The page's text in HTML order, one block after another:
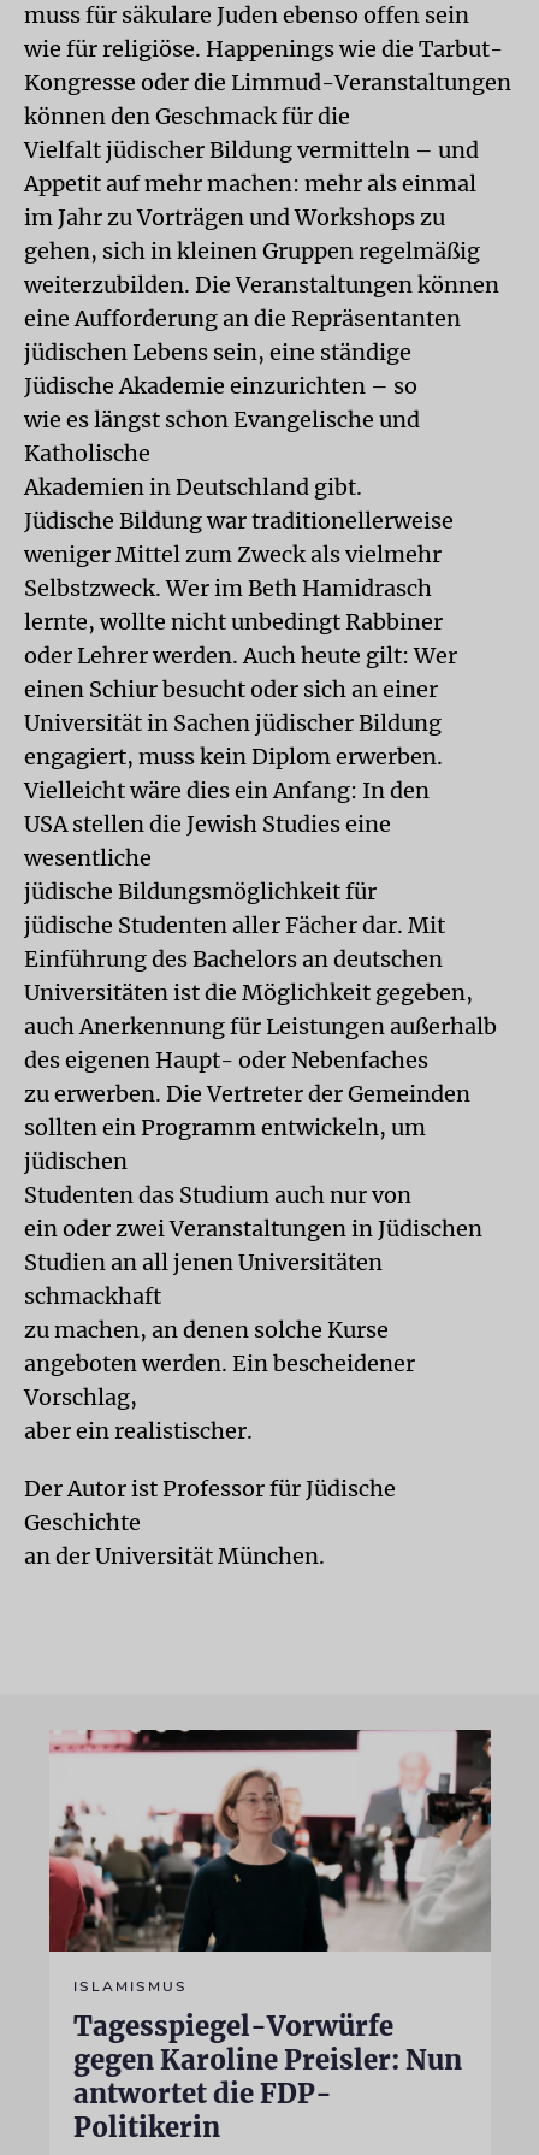
muss für säkulare Juden ebenso offen sein
wie für religiöse. Happenings wie die Tarbut-
Kongresse oder die Limmud-Veranstaltungen
können den Geschmack für die
Vielfalt jüdischer Bildung vermitteln – und
Appetit auf mehr machen: mehr als einmal
im Jahr zu Vorträgen und Workshops zu
gehen, sich in kleinen Gruppen regelmäßig
weiterzubilden. Die Veranstaltungen können
eine Aufforderung an die Repräsentanten
jüdischen Lebens sein, eine ständige
Jüdische Akademie einzurichten – so
wie es längst schon Evangelische und
Katholische
Akademien in Deutschland gibt.
Jüdische Bildung war traditionellerweise
weniger Mittel zum Zweck als vielmehr
Selbstzweck. Wer im Beth Hamidrasch
lernte, wollte nicht unbedingt Rabbiner
oder Lehrer werden. Auch heute gilt: Wer
einen Schiur besucht oder sich an einer
Universität in Sachen jüdischer Bildung
engagiert, muss kein Diplom erwerben.
Vielleicht wäre dies ein Anfang: In den
USA stellen die Jewish Studies eine
wesentliche
jüdische Bildungsmöglichkeit für
jüdische Studenten aller Fächer dar. Mit
Einführung des Bachelors an deutschen
Universitäten ist die Möglichkeit gegeben,
auch Anerkennung für Leistungen außerhalb
des eigenen Haupt- oder Nebenfaches
zu erwerben. Die Vertreter der Gemeinden
sollten ein Programm entwickeln, um
jüdischen
Studenten das Studium auch nur von
ein oder zwei Veranstaltungen in Jüdischen
Studien an all jenen Universitäten
schmackhaft
zu machen, an denen solche Kurse
angeboten werden. Ein bescheidener
Vorschlag,
aber ein realistischer.
Der Autor ist Professor für Jüdische
Geschichte
an der Universität München.
ISLAMISMUS
Tagesspiegel-Vorwürfe
gegen Karoline Preisler: Nun
antwortet die FDP-
Politikerin